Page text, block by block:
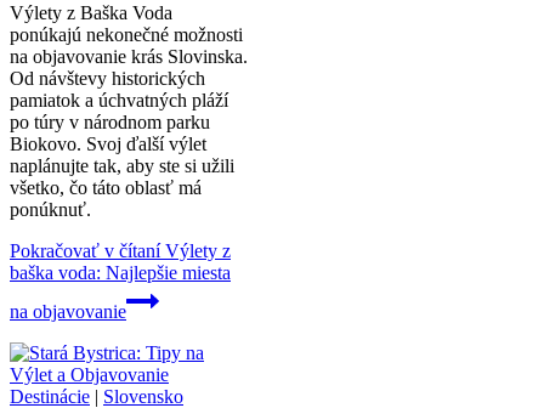
Výlety z Baška Voda
ponúkajú nekonečné možnosti
na objavovanie krás Slovinska.
Od návštevy historických
pamiatok a úchvatných pláží
po túry v národnom parku
Biokovo. Svoj ďalší výlet
naplánujte tak, aby ste si užili
všetko, čo táto oblasť má
ponúknuť.
Pokračovať v čítaníVýlety z
baška voda: Najlepšie miesta
na objavovanie
Destinácie | Slovensko